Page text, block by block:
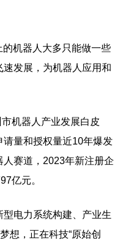
机器人大多只能做一些
发展，为机器人应用和
机器人产业发展白皮
量和授权量近10年爆发
赛道，2023年新注册企
亿元。
电力系统构建、产业生
想，正在科技“原始创